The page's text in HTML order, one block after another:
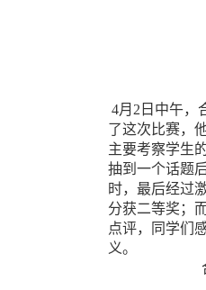
4月2日中午，
了这次比赛，
主要考察学生
抽到一个话题
时，最后经过
分获二等奖；
点评，同学们
义。
合肥七